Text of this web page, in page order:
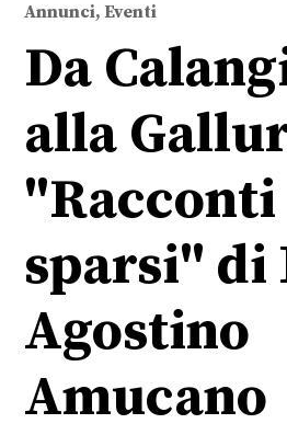
Annunci, Eventi
Da
alla
"Racconti
sparsi" di
Agostino
Amucano